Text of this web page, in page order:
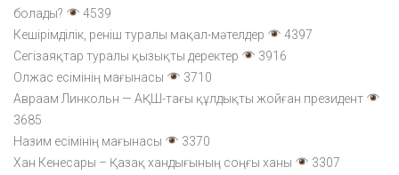
болады?
4539
Кешірімділік, реніш туралы мақал-мәтелдер
4397
Сегізаяқтар туралы қызықты деректер
3916
Олжас есімінің мағынасы
3710
Авраам Линкольн — АҚШ-тағы құлдықты жойған президент
3685
Назим есімінің мағынасы
3370
Хан Кенесары – Қазақ хандығының соңғы ханы
3307